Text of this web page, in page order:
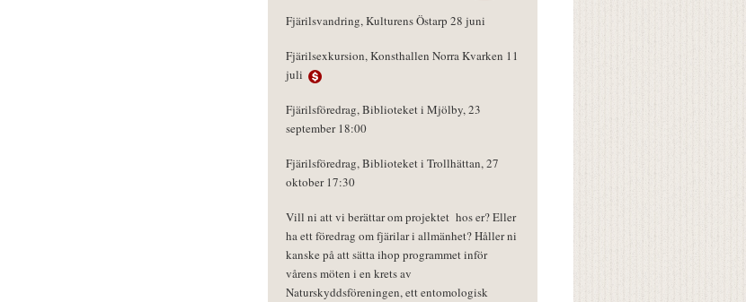
Fjärilsvandring, Kulturens Östarp 28 juni
Fjärilsexkursion, Konsthallen Norra Kvarken 11
juli
Fjärilsföredrag, Biblioteket i Mjölby, 23
september 18:00
Fjärilsföredrag, Biblioteket i Trollhättan, 27
oktober 17:30
Vill ni att vi berättar om projektet hos er? Eller
ha ett föredrag om fjärilar i allmänhet? Håller ni
kanske på att sätta ihop programmet inför
vårens möten i en krets av
Naturskyddsföreningen, ett entomologisk